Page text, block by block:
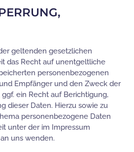
geltenden gesetzlichen
das Recht auf unentgeltliche
personenbezogenen
Empfänger und den Zweck der
ein Recht auf Berichtigung,
dieser Daten. Hierzu sowie zu
personenbezogene Daten
unter der im Impressum
uns wenden.